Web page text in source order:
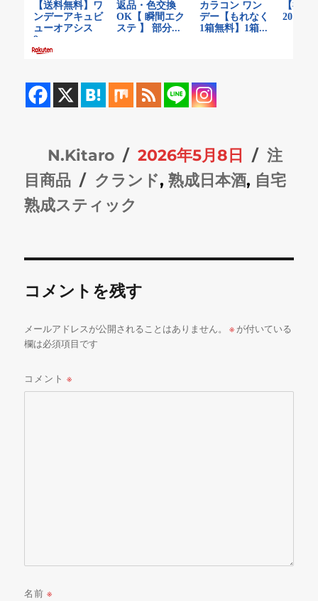
投
稿
者
N.Kitaro
投
稿
2026年5月8日
カ
テ
ー
注
目商品
タ
グ
クランド,熟成日本酒, 自宅
熟成スティック
コメントを残す
メールアドレスが公開されることはありません。 ※ が付いている
欄は必須項目です
コメント※
名前※